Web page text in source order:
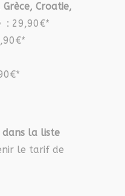
Croatie,
: 29,90€*
dans la liste
le tarif de